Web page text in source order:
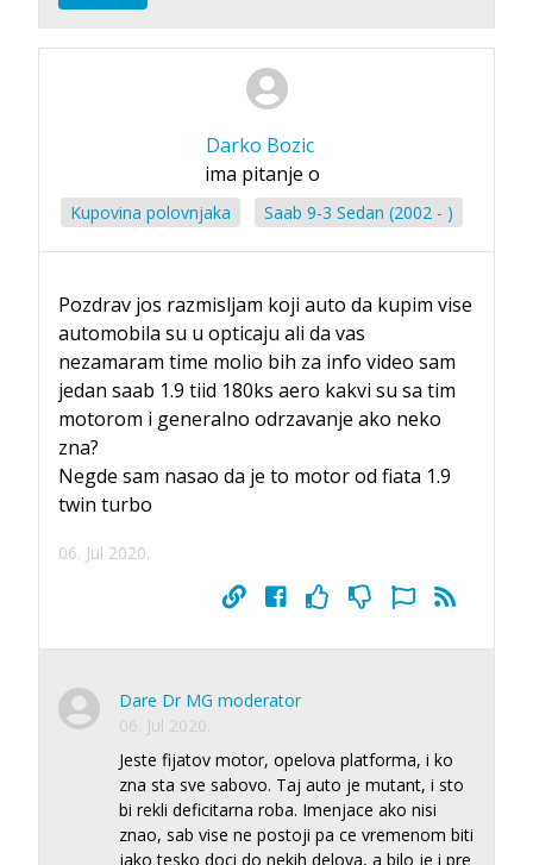
Darko Bozic
ima pitanje o
Kupovina polovnjaka Saab 9-3 Sedan (2002 - )
Pozdrav jos razmisljam koji auto da kupim vise
automobila su u opticaju ali da vas
nezamaram time molio bih za info video sam
jedan saab 1.9 tiid 180ks aero kakvi su sa tim
motorom i generalno odrzavanje ako neko
zna?
Negde sam nasao da je to motor od fiata 1.9
twin turbo
06. Jul 2020.
Dare Dr MG moderator
06. Jul 2020.
Jeste fijatov motor, opelova platforma, i ko
zna sta sve sabovo. Taj auto je mutant, i sto
bi rekli deficitarna roba. Imenjace ako nisi
znao, sab vise ne postoji pa ce vremenom biti
jako tesko doci do nekih delova, a bilo je i pre